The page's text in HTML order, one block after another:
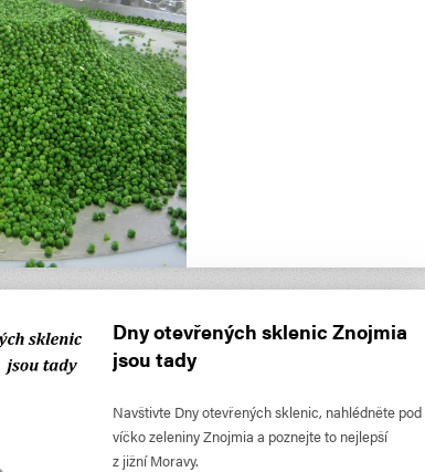
Dny otevřených sklenic Znojmia
jsou tady
Navštivte Dny otevřených sklenic, nahlédněte pod
víčko zeleniny Znojmia a poznejte to nejlepší
z jižní Moravy.